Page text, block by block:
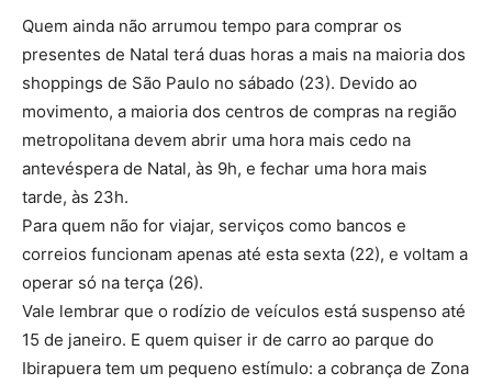
Quem ainda não arrumou tempo para comprar os
presentes de Natal terá duas horas a mais na maioria dos
shoppings de São Paulo no sábado (23). Devido ao
movimento, a maioria dos centros de compras na região
metropolitana devem abrir uma hora mais cedo na
antevéspera de Natal, às 9h, e fechar uma hora mais
tarde, às 23h.
Para quem não for viajar, serviços como bancos e
correios funcionam apenas até esta sexta (22), e voltam a
operar só na terça (26).
Vale lembrar que o rodízio de veículos está suspenso até
15 de janeiro. E quem quiser ir de carro ao parque do
Ibirapuera tem um pequeno estímulo: a cobrança de Zona